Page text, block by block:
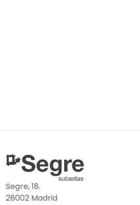
Segre, 18.
28002 Madrid